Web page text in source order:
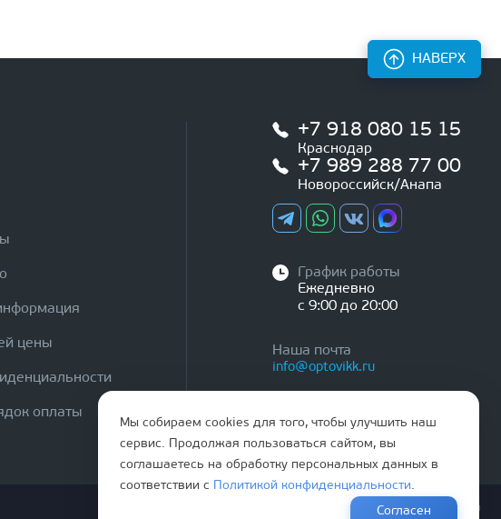
цены
оплаты
+7 918 080 15 15
Краснодар
+7 989 288 77 00
Новороссийск/Анапа
График работы
Ежедневно
с 9:00 до 20:00
Наша почта
info@optovikk.ru
НАВЕРХ
Правила эксплутации входных и межкомнатных дверей
Мы собираем cookies для того, чтобы улучшить наш
сервис. Продолжая пользоваться сайтом, вы
соглашаетесь на обработку персональных данных в
соответствии с
Политикой конфиденциальности.
Согласен